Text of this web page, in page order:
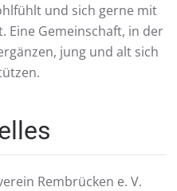
und sich gerne mit
Eine Gemeinschaft, in der
jung und alt sich
Rembrücken e. V.